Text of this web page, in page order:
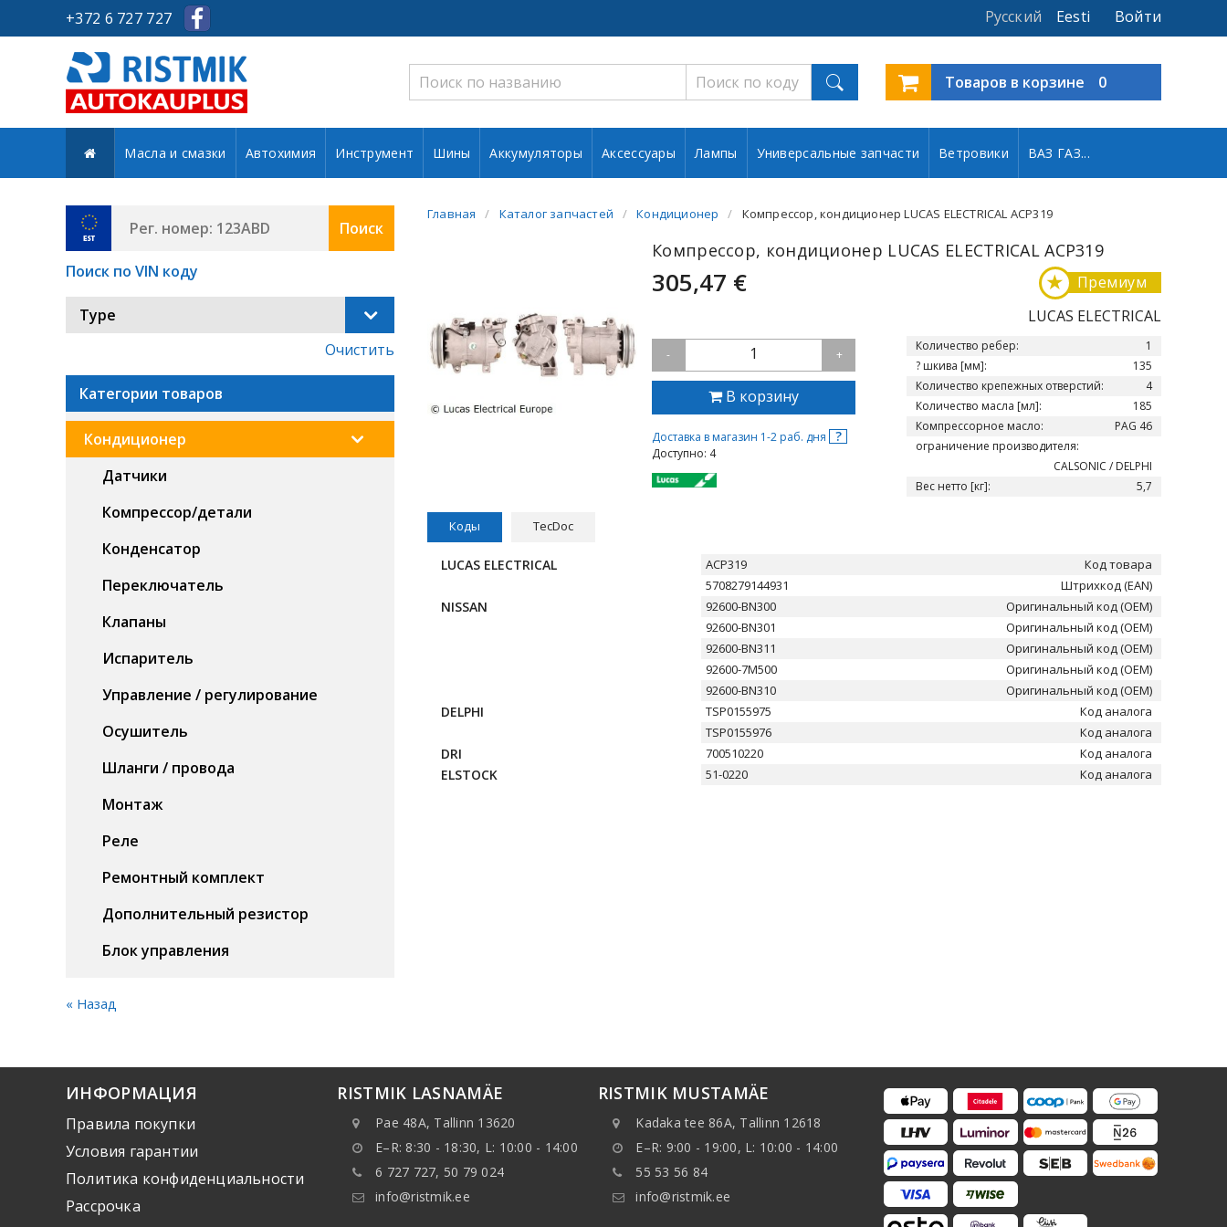
+372 6 727 727 Войти
Eesti
Русский
Товаров в корзине 0
Масла и смазки Автохимия Инструмент Шины Аккумуляторы Аксессуары Лампы Универсальные запчасти Ветровики ВАЗ ГАЗ...
Поиск
Поиск по VIN коду
Type
Очистить
Категории товаров
Кондиционер
Датчики
Компрессор/детали
Конденсатор
Переключатель
Клапаны
Испаритель
Управление / регулирование
Осушитель
Шланги / провода
Монтаж
Реле
Ремонтный комплект
Дополнительный резистор
Блок управления
« Назад
Главная Каталог запчастей Кондиционер Компрессор, кондиционер LUCAS ELECTRICAL ACP319
Компрессор, кондиционер LUCAS ELECTRICAL ACP319
305,47 € Премиум
★
LUCAS ELECTRICAL
- 1 +
В корзину
Доставка в магазин 1-2 раб. дня ?
Доступно: 4
Количество ребер:
1
? шкива [мм]:
135
Количество крепежных отверстий:
4
Количество масла [мл]:
185
Компрессорное масло:
PAG 46
ограничение производителя:
CALSONIC / DELPHI
Вес нетто [кг]:
5,7
Коды TecDoc
LUCAS ELECTRICAL ACP319
Код товара
5708279144931
Штрихкод (EAN)
NISSAN 92600-BN300
Оригинальный код (OEM)
92600-BN301
Оригинальный код (OEM)
92600-BN311
Оригинальный код (OEM)
92600-7M500
Оригинальный код (OEM)
92600-BN310
Оригинальный код (OEM)
DELPHI TSP0155975
Код аналога
TSP0155976
Код аналога
DRI 700510220 Код аналога
ELSTOCK 51-0220 Код аналога
ИНФОРМАЦИЯ
Правила покупки
Условия гарантии
Политика конфиденциальности
Рассрочка
RISTMIK LASNAMÄE
Pae 48A, Tallinn 13620
E–R: 8:30 - 18:30, L: 10:00 - 14:00
6 727 727, 50 79 024
info@ristmik.ee
RISTMIK MUSTAMÄE
Kadaka tee 86A, Tallinn 12618
E–R: 9:00 - 19:00, L: 10:00 - 14:00
55 53 56 84
info@ristmik.ee